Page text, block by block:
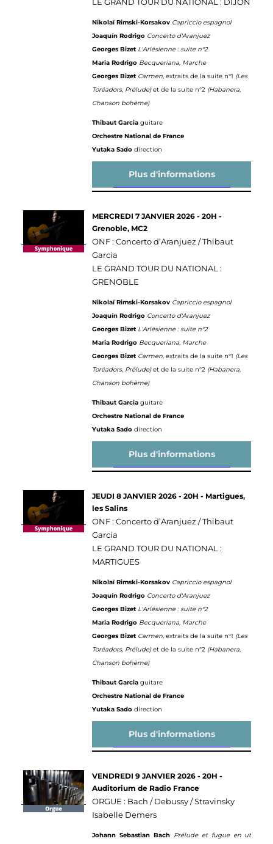
LE GRAND TOUR DU NATIONAL : DIJON
Nikolaï Rimski-Korsakov Capriccio espagnol
Joaquín Rodrigo Concerto d'Aranjuez
Georges Bizet L'Arlésienne : suite n°2
Maria Rodrigo Becqueriana, Marche
Georges Bizet Carmen,extraits de la suite n°1 (Les
Toréadors, Prélude)et de la suite n°2 (Habanera,
Chanson bohème)
Thibaut Garciaguitare
Orchestre National de France
Yutaka Sadodirection
Plus d'informations
MERCREDI 7 JANVIER 2026 - 20H -
Grenoble, MC2
ONF : Concerto d’Aranjuez / Thibaut
Garcia
LE GRAND TOUR DU NATIONAL :
GRENOBLE
Nikolaï Rimski-Korsakov Capriccio espagnol
Joaquín Rodrigo Concerto d'Aranjuez
Georges Bizet L'Arlésienne : suite n°2
Maria Rodrigo Becqueriana, Marche
Georges Bizet Carmen,extraits de la suite n°1 (Les
Toréadors, Prélude)et de la suite n°2 (Habanera,
Chanson bohème)
Thibaut Garciaguitare
Orchestre National de France
Yutaka Sadodirection
Plus d'informations
JEUDI 8 JANVIER 2026 - 20H - Martigues,
les Salins
ONF : Concerto d’Aranjuez / Thibaut
Garcia
LE GRAND TOUR DU NATIONAL :
MARTIGUES
Nikolaï Rimski-Korsakov Capriccio espagnol
Joaquín Rodrigo Concerto d'Aranjuez
Georges Bizet L'Arlésienne : suite n°2
Maria Rodrigo Becqueriana, Marche
Georges Bizet Carmen,extraits de la suite n°1 (Les
Toréadors, Prélude)et de la suite n°2 (Habanera,
Chanson bohème)
Thibaut Garciaguitare
Orchestre National de France
Yutaka Sadodirection
Plus d'informations
VENDREDI 9 JANVIER 2026 - 20H -
Auditorium de Radio France
ORGUE : Bach / Debussy / Stravinsky
Isabelle Demers
Johann Sebastian Bach Prélude et fugue en ut